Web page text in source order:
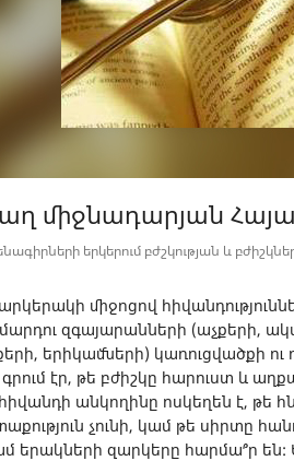
վաղ միջնադարյան
երկերում բժշկության և
միջոցով
մարդու զգայարանների (աչքերի,
երիկամների) կառուցվածքի ու
էր, թե բժիշկը հարուստ և
անկողինը ոսկեղեն է, թե
չունի, կամ թե սիրտը
երակների զարկերը հարմա՞ր են: